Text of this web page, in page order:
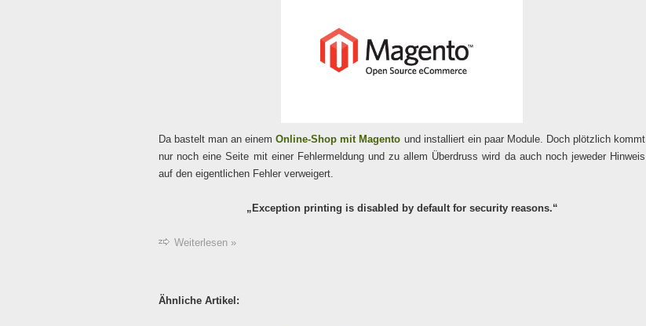
Da bastelt man an einemOnline-Shop mit Magento und installiert ein paar Module. Doch plötzlich kommt
nur noch eine Seite mit einer Fehlermeldung und zu allem Überdruss wird da auch noch jeweder Hinweis
auf den eigentlichen Fehler verweigert.
„Exception printing is disabled by default for security reasons.“
Weiterlesen »
Ähnliche Artikel: